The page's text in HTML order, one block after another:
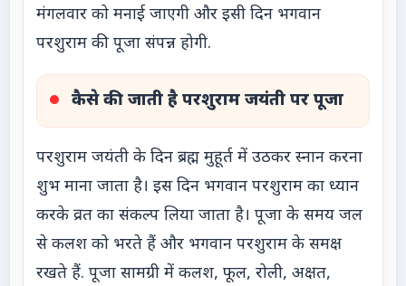
मंगलवार को मनाई जाएगी और इसी दिन भगवान
परशुराम की पूजा संपन्न होगी.
कैसे की जाती है परशुराम जयंती पर पूजा
परशुराम जयंती के दिन ब्रह्म मुहूर्त में उठकर स्नान करना
शुभ माना जाता है। इस दिन भगवान परशुराम का ध्यान
करके व्रत का संकल्प लिया जाता है। पूजा के समय जल
से कलश को भरते हैं और भगवान परशुराम के समक्ष
रखते हैं. पूजा सामग्री में कलश, फूल, रोली, अक्षत,